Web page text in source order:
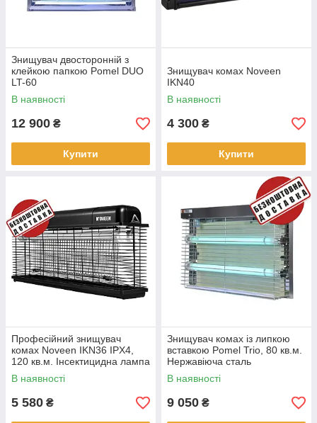
Знищувач двосторонній з
клейкою папкою Pomel DUO
LT-60
В наявності
12 900 ₴
Купити
Знищувач комах Noveen
IKN40
В наявності
4 300 ₴
Купити
Професійний знищувач
комах Noveen IKN36 IPX4,
120 кв.м. Інсектицидна лампа
від комах.
В наявності
5 580 ₴
Знищувач комах із липкою
вставкою Pomel Trio, 80 кв.м.
Нержавіюча сталь
В наявності
9 050 ₴